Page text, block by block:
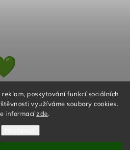
poskytování funkcí sociálních
využíváme soubory cookies.
informacízde.
a ♻️eko
Už 10 let